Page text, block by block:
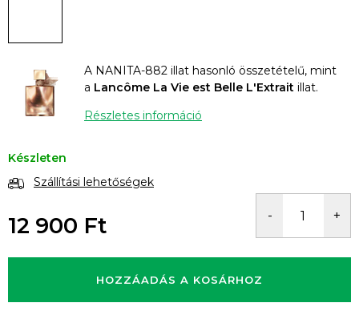
A NANITA-882 illat hasonló összetételű, mint
a Lancôme La Vie est Belle L'Extrait illat.
Részletes információ
Készleten
Szállítási lehetőségek
12 900 Ft
HOZZÁADÁS A KOSÁRHOZ